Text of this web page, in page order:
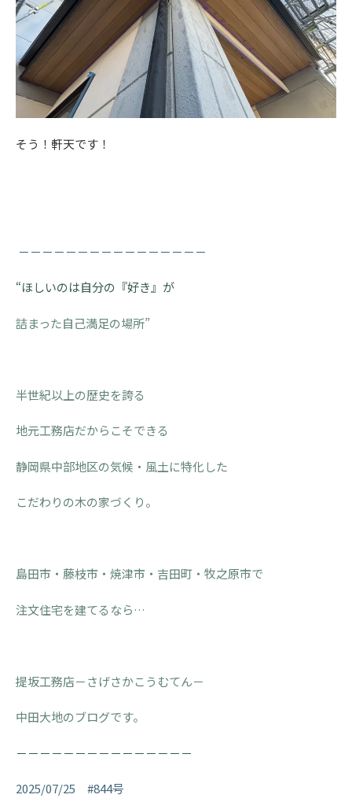
そう！軒天です！
－－－－－－－－－－－－－－－－
“ほしいのは自分の『好き』が
詰まった自己満足の場所”
半世紀以上の歴史を誇る
地元工務店だからこそできる
静岡県中部地区の気候・風土に特化した
こだわりの木の家づくり。
島田市・藤枝市・焼津市・吉田町・牧之原市で
注文住宅を建てるなら…
提坂工務店－さげさかこうむてん－
中田大地のブログです。
－－－－－－－－－－－－－－－
2025/07/25 #844号